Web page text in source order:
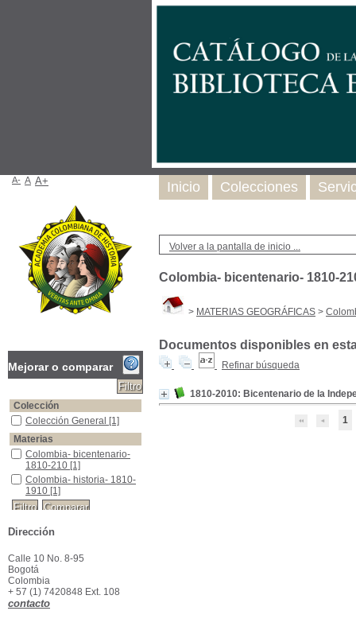
Volver a la pantalla de inicio ...
Colombia- bicentenario- 1810-
> MATERIAS GEOGRÁFICAS >
Documentos disponibles en
Refinar búsqueda
1810-2010: Bicentenario de la
1
Inicio Colecciones
A- A A+
Mejorar o comparar
Colección
Colección General
Colección General [1]
Materias
Colombia- bicentenario- 1810-210
Colombia- bicentenario-
1810-210 [1]
Colombia- historia- 1810-1910
Colombia- historia- 1810-
1910 [1]
Dirección
Calle 10 No. 8-95
Bogotá
Colombia
+ 57 (1) 7420848 Ext. 108
contacto